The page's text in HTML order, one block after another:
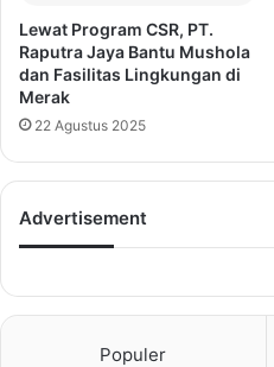
Lewat Program CSR, PT.
Raputra Jaya Bantu Mushola
dan Fasilitas Lingkungan di
Merak
22 Agustus 2025
Advertisement
Populer